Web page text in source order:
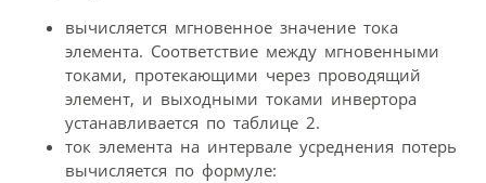
вычисляется мгновенное значение тока
элемента. Соответствие между мгновенными
токами, протекающими через проводящий
элемент, и выходными токами инвертора
устанавливается по таблице 2.
ток элемента на интервале усреднения потерь
вычисляется по формуле: